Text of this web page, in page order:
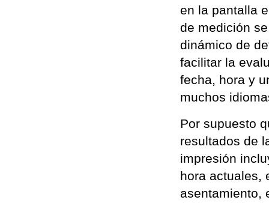
en la pantalla
de medición
dinámico de
facilitar la
fecha, hora y
muchos
Por supuesto
resultados de
impresión
hora actuales,
asentamiento,